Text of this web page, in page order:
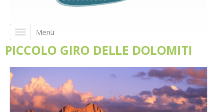
Toggle
navigation
Menü
PICCOLO GIRO DELLE DOLOMITI